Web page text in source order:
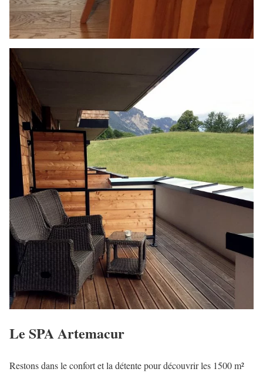
Le SPA Artemacur
Restons dans le confort et la détente pour découvrir les 1500 m²